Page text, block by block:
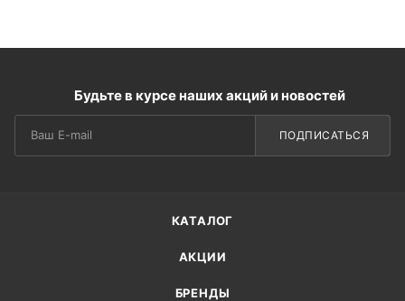
Будьте в курсе наших акций и новостей
ПОДПИСАТЬСЯ
КАТАЛОГ
АКЦИИ
БРЕНДЫ